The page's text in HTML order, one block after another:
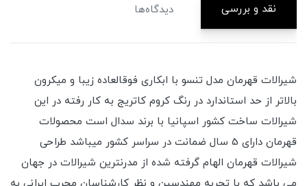
نقد و بررسی دیدگاه‌ها
شیرالات قهرمان مدل تنسو با ابکاری فوقالعاده زیبا و میکرون
بالاتر از حد استاندارد در رنگ کروم کاتریج به کار رفته در این
شیرالات ساخت کشور اسپانیا با برند سدال است محصولات
قهرمان دارای 5 سال ضمانت در سراسر کشور میباشد طراحی
شیرالات قهرمان الهام گرفته شده از مدرنترین شیرالات در جهان